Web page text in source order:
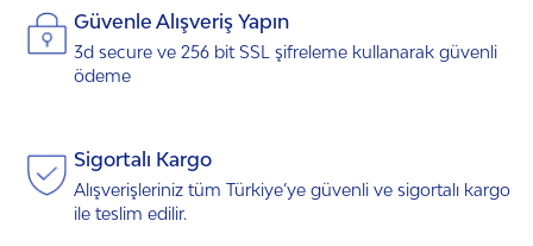
Güvenle Alışveriş Yapın
3d secure ve 256 bit SSL şifreleme kullanarak güvenli
ödeme
Sigortalı Kargo
Alışverişleriniz tüm Türkiye’ye güvenli ve sigortalı kargo
ile teslim edilir.